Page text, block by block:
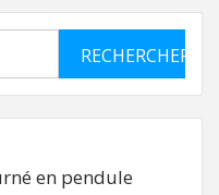
en pendule